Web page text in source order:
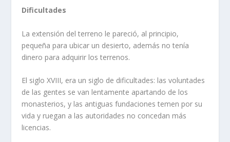
Dificultades
La extensión del terreno le pareció, al principio,
pequeña para ubicar un desierto, además no tení­a
dinero para adquirir los terrenos.
El siglo XVIII, era un siglo de dificultades: las voluntades
de las gentes se van lentamente apar­tando de los
monasterios, y las antiguas fundacio­nes temen por su
vida y ruegan a las autoridades no concedan más
licencias.